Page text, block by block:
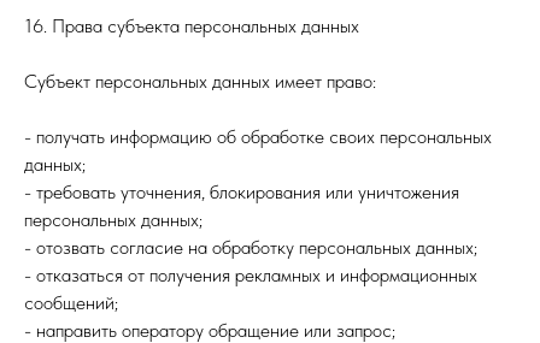
16. Права субъекта персональных данных
Субъект персональных данных имеет право:
- получать информацию об обработке своих персональных
данных;
- требовать уточнения, блокирования или уничтожения
персональных данных;
- отозвать согласие на обработку персональных данных;
- отказаться от получения рекламных и информационных
сообщений;
- направить оператору обращение или запрос;